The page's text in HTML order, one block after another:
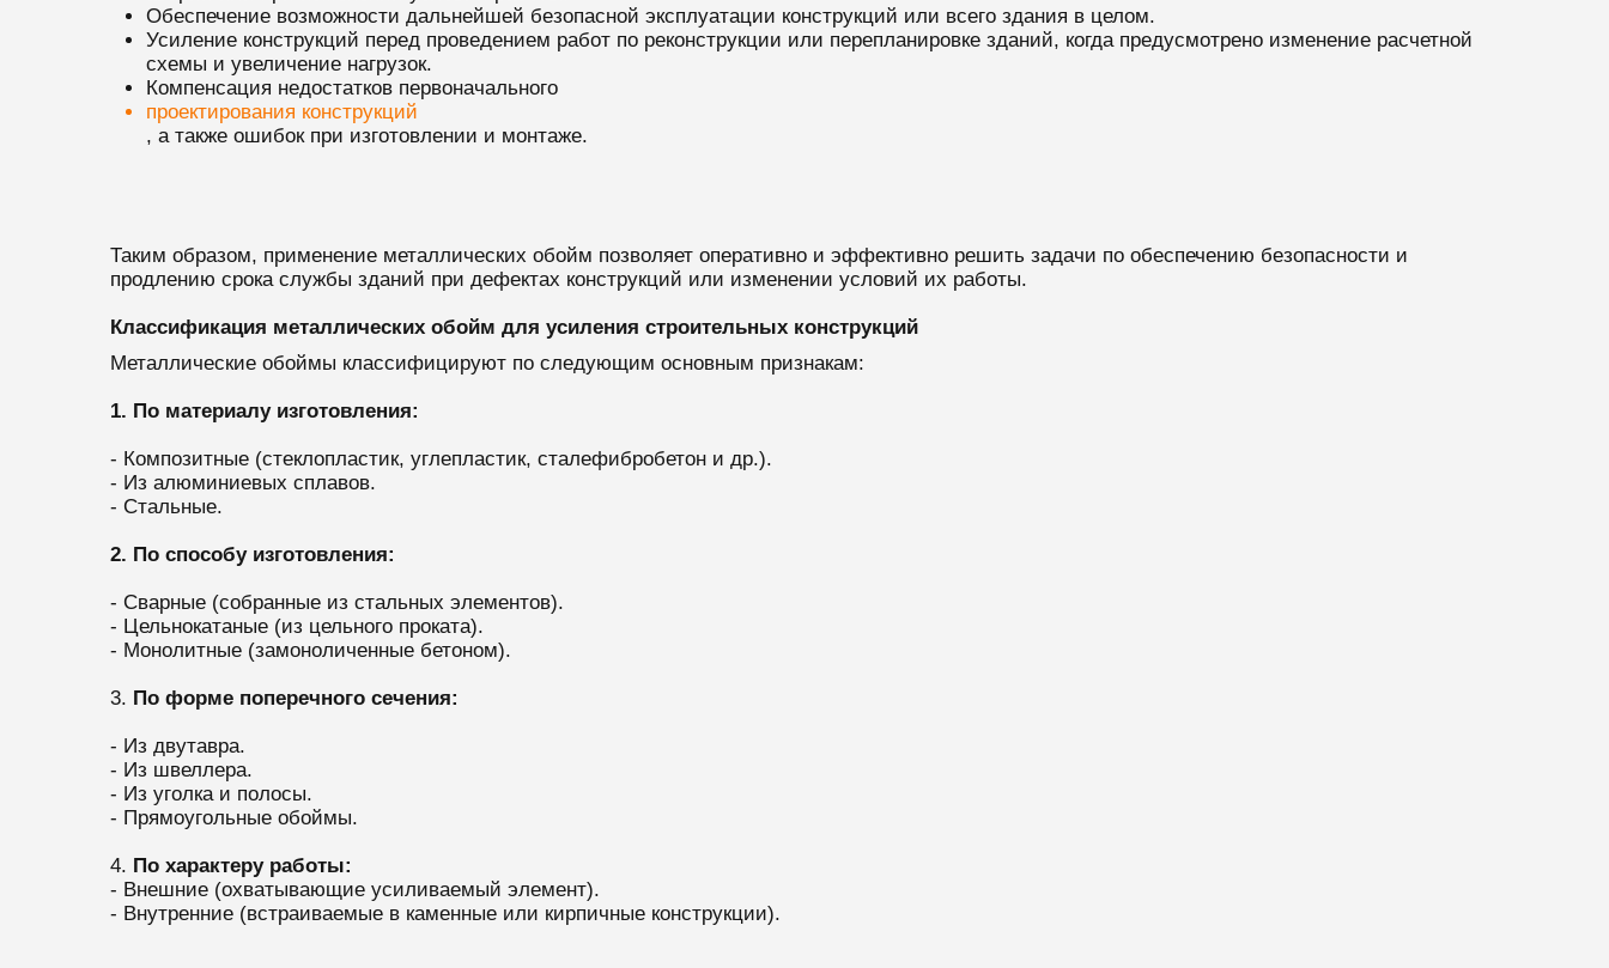
Обеспечение возможности дальнейшей безопасной эксплуатации конструкций или всего здания в целом.
Усиление конструкций перед проведением работ по реконструкции или перепланировке зданий, когда предусмотрено изменение расчетной
схемы и увеличение нагрузок.
Компенсация недостатков первоначального
проектирования конструкций
, а также ошибок при изготовлении и монтаже.
Таким образом, применение металлических обойм позволяет оперативно и эффективно решить задачи по обеспечению безопасности и
продлению срока службы зданий при дефектах конструкций или изменении условий их работы.
Классификация металлических обойм для усиления строительных конструкций
Металлические обоймы классифицируют по следующим основным признакам:
1. По материалу изготовления:
- Композитные (стеклопластик, углепластик, сталефибробетон и др.).
- Из алюминиевых сплавов.
- Стальные.
2. По способу изготовления:
- Сварные (собранные из стальных элементов).
- Цельнокатаные (из цельного проката).
- Монолитные (замоноличенные бетоном).
3. По форме поперечного сечения:
- Из двутавра.
- Из швеллера.
- Из уголка и полосы.
- Прямоугольные обоймы.
4. По характеру работы:
- Внешние (охватывающие усиливаемый элемент).
- Внутренние (встраиваемые в каменные или кирпичные конструкции).